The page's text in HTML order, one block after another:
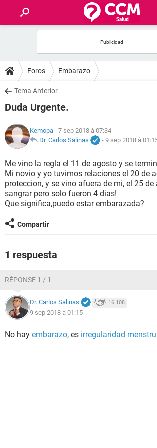
FORUMS
SALUD
NUTRICIÓN
BIENESTAR
SEXUALIDAD
GLOSARIO
Foros Embarazo
Tema Anterior
Duda Urgente.
Kemopa - 7 sep 2018 à 07:34
Dr. Carlos Salinas
- 9 sep 2018 à
Me vino la regla el 11 de agosto y se
Mi novio y yo tuvimos relaciones el 20 de
proteccion, y se vino afuera de mi, el 25
sangrar pero solo fueron 4 dias!
Que significa,puedo estar embarazada?
Compartir
1 respuesta
RÉPONSE 1 / 1
Dr. Carlos Salinas 16.108
9 sep 2018 à 01:15
No hay embarazo, es irregularidad